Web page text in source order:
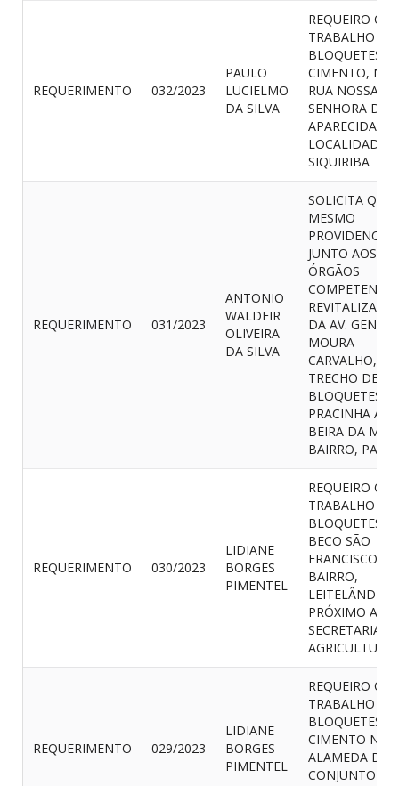
REQUERIMENTO 032/2023
PAULO
LUCIELMO
DA SILVA
REQUEIRO O
TRABALHO DE
BLOQUETES
CIMENTO, NA
RUA NOSSA
SENHORA DE
APARECIDA,
LOCALIDADE
SIQUIRIBA
REQUERIMENTO 031/2023
ANTONIO
WALDEIR
OLIVEIRA
DA SILVA
SOLICITA QUE
MESMO
PROVIDENCIE
JUNTO AOS
ÓRGÃOS
DA AV.
MOURA
CARVALHO, NO
TRECHO DE
BLOQUETES,
PRACINHA
BEIRA DA
BAIRRO,
REQUERIMENTO 030/2023
LIDIANE
BORGES
PIMENTEL
REQUEIRO O
TRABALHO DE
BLOQUETES,
BECO SÃO
FRANCISCO
BAIRRO,
LEITELÂNDIA,
PRÓXIMO A
SECRETARIA
AGRICULTURA
REQUERIMENTO 029/2023
LIDIANE
BORGES
PIMENTEL
REQUEIRO O
TRABALHO DE
BLOQUETES
CIMENTO NA
ALAMEDA DO
CONJUNTO DA